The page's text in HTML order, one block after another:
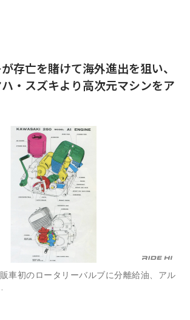
存亡を賭けて海外進出を狙い、
・スズキより高次元マシンをア
車初のロータリーバルブに分離給油、アル